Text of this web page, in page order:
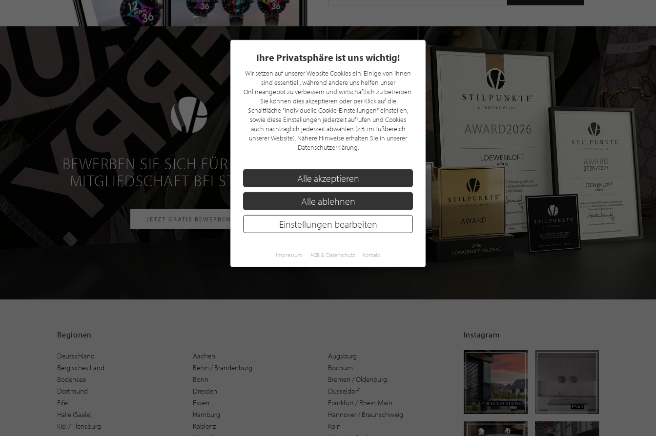
BEWERBEN SIE SICH FÜR EINE GRATIS
MITGLIEDSCHAFT BEI STILPUNKTE®
JETZT GRATIS BEWERBEN
Regionen
Deutschland Aachen
Augsburg
Bergisches Land
Berlin / Brandenburg
Bochum
Bodensee
Bonn
Bremen / Oldenburg
Dortmund
Dresden
Düsseldorf
Eifel
Essen
Frankfurt / Rhein-Main
Halle (Saale)
Hamburg
Hannover / Braunschweig
Kiel / Flensburg
Koblenz
Köln
Instagram
Ihre Privatsphäre ist uns wichtig!
Wir setzen auf unserer Website Cookies ein. Einige von ihnen
sind essentiell, während andere uns helfen unser
Onlineangebot zu verbessern und wirtschaftlich zu betreiben.
Sie können dies akzeptieren oder per Klick auf die
Schaltfläche "Individuelle Cookie-Einstellungen" einstellen,
sowie diese Einstellungen jederzeit aufrufen und Cookies
auch nachträglich jederzeit abwählen (z.B. im Fußbereich
unserer Website). Nähere Hinweise erhalten Sie in unserer
Datenschutzerklärung.
Alle akzeptieren
Alle ablehnen
Einstellungen bearbeiten
Impressum AGB & Datenschutz Kontakt